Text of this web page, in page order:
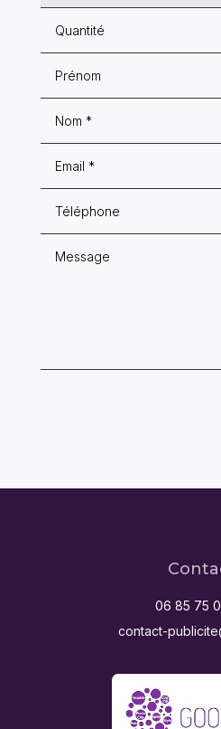
06 85 75
contact-